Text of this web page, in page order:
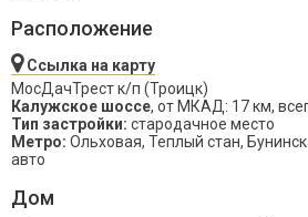
Расположение
Ссылка на карту
МосДачТрест к/п (Троицк)
Калужское шоссе, от МКАД: 17 км,
Тип застройки: стародачное место
Метро: Ольховая, Теплый стан,
авто
Дом